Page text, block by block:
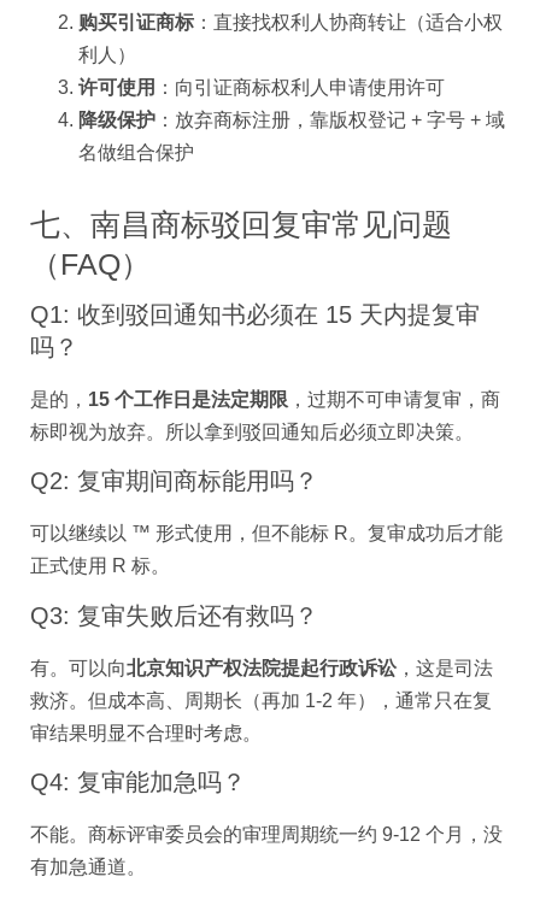
购买引证商标 ：直接找权利人协商转让（适合小权
利人）
许可使用 ：向引证商标权利人申请使用许可
降级保护 ：放弃商标注册，靠版权登记 + 字号 + 域
名做组合保护
七、南昌商标驳回复审常见问题
（FAQ）
Q1: 收到驳回通知书必须在 15 天内提复审
吗？
是的， 15 个工作日是法定期限 ，过期不可申请复审，商
标即视为放弃。所以拿到驳回通知后必须立即决策。
Q2: 复审期间商标能用吗？
可以继续以 ™ 形式使用，但不能标 R。复审成功后才能
正式使用 R 标。
Q3: 复审失败后还有救吗？
有。可以向北京知识产权法院提起行政诉讼 ，这是司法
救济。但成本高、周期长（再加 1-2 年），通常只在复
审结果明显不合理时考虑。
Q4: 复审能加急吗？
不能。商标评审委员会的审理周期统一约 9-12 个月，没
有加急通道。